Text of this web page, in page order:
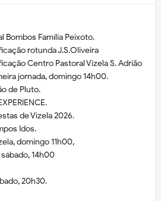
Bombos Família Peixoto.
rotunda J.S.Oliveira
Centro Pastoral Vizela S. Adrião
jornada, domingo 14h00.
de Pluto.
de Vizela 2026.
Idos.
domingo 11h00,
14h00
20h30.